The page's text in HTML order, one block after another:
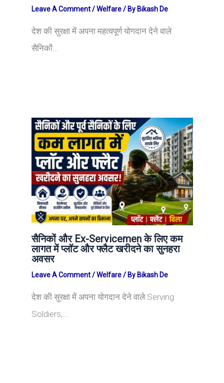
Leave A Comment /Welfare/ By Bikash De
देश की सुरक्षा में अपना महत्वपूर्ण योगदान देने वाले
सैनिकों…
सैनिकों और Ex-Servicemen के लिए कम
लागत में प्लॉट और फ्लैट खरीदने का सुनहरा
अवसर
Leave A Comment /Welfare/ By Bikash De
देश की सुरक्षा में अपना योगदान देने वाले Serving
Soldiers,…